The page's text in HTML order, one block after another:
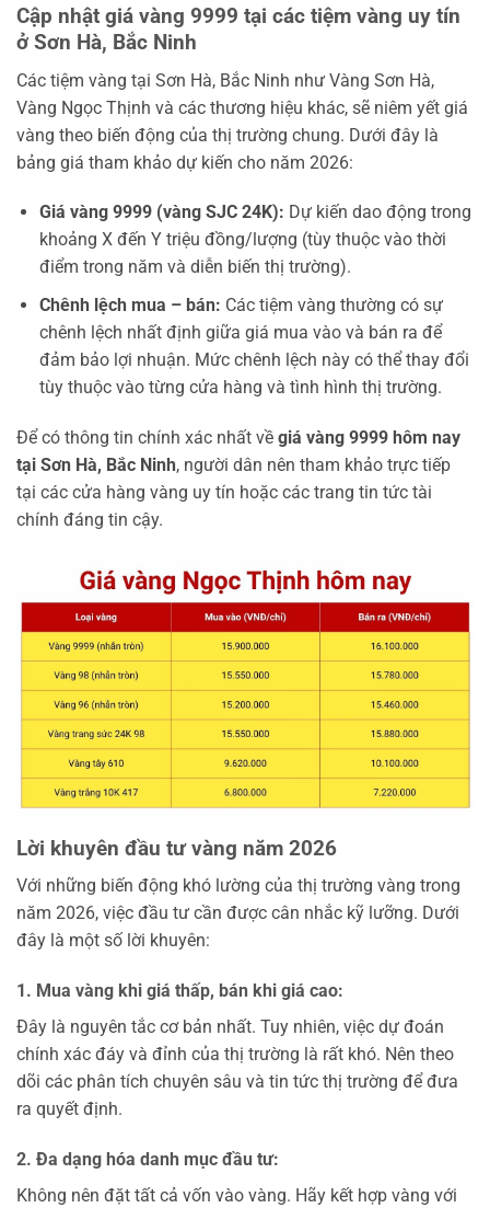
Cập nhật giá vàng 9999 tại các tiệm vàng uy tín
ở Sơn Hà, Bắc Ninh
Các tiệm vàng tại Sơn Hà, Bắc Ninh như Vàng Sơn Hà,
Vàng Ngọc Thịnh và các thương hiệu khác, sẽ niêm yết giá
vàng theo biến động của thị trường chung. Dưới đây là
bảng giá tham khảo dự kiến cho năm 2026:
Giá vàng 9999 (vàng SJC 24K): Dự kiến dao động trong
khoảng X đến Y triệu đồng/lượng (tùy thuộc vào thời
điểm trong năm và diễn biến thị trường).
Chênh lệch mua – bán: Các tiệm vàng thường có sự
chênh lệch nhất định giữa giá mua vào và bán ra để
đảm bảo lợi nhuận. Mức chênh lệch này có thể thay đổi
tùy thuộc vào từng cửa hàng và tình hình thị trường.
Để có thông tin chính xác nhất về giá vàng 9999 hôm nay
tại Sơn Hà, Bắc Ninh, người dân nên tham khảo trực tiếp
tại các cửa hàng vàng uy tín hoặc các trang tin tức tài
chính đáng tin cậy.
Lời khuyên đầu tư vàng năm 2026
Với những biến động khó lường của thị trường vàng trong
năm 2026, việc đầu tư cần được cân nhắc kỹ lưỡng. Dưới
đây là một số lời khuyên:
1. Mua vàng khi giá thấp, bán khi giá cao:
Đây là nguyên tắc cơ bản nhất. Tuy nhiên, việc dự đoán
chính xác đáy và đỉnh của thị trường là rất khó. Nên theo
dõi các phân tích chuyên sâu và tin tức thị trường để đưa
ra quyết định.
2. Đa dạng hóa danh mục đầu tư:
Không nên đặt tất cả vốn vào vàng. Hãy kết hợp vàng với